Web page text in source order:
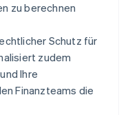
zu berechnen
Schutz für
zudem
Ihre
Finanzteams die